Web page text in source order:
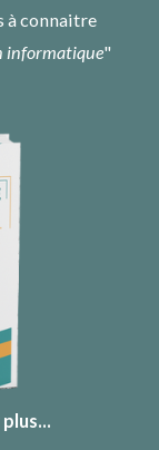
à connaitre
informatique"